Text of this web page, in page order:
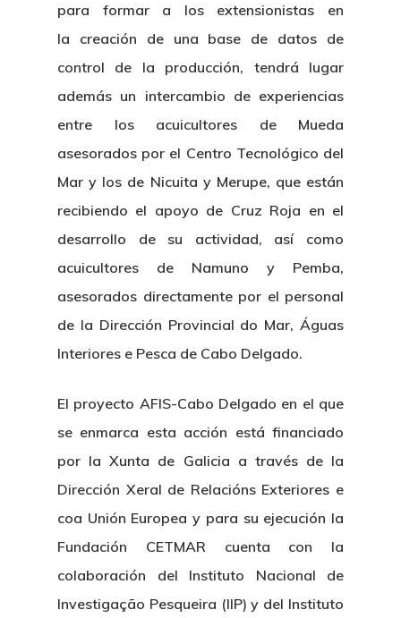
para formar a los extensionistas en
la creación de una base de datos de
control de la producción, tendrá lugar
además un intercambio de experiencias
entre los acuicultores de Mueda
asesorados por el Centro Tecnológico del
Mar y los de Nicuita y Merupe, que están
recibiendo el apoyo de Cruz Roja en el
desarrollo de su actividad, así como
acuicultores de Namuno y Pemba,
asesorados directamente por el personal
de la Dirección Provincial do Mar, Águas
Interiores e Pesca de Cabo Delgado.
El proyecto AFIS-Cabo Delgado en el que
se enmarca esta acción está financiado
por la Xunta de Galicia a través de la
Dirección Xeral de Relacións Exteriores e
coa Unión Europea y para su ejecución la
Fundación CETMAR cuenta con la
colaboración del Instituto Nacional de
Investigação Pesqueira (IIP) y del Instituto